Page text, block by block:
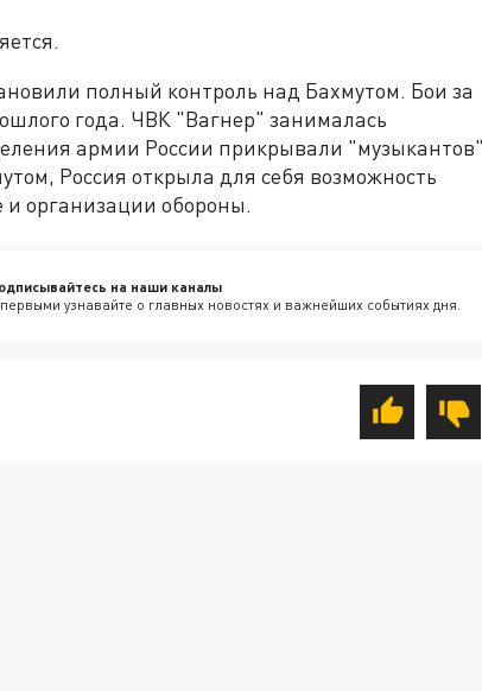
полный контроль над Бахмутом. Бои за
года. ЧВК "Вагнер" занималась
армии России прикрывали "музыкантов"
Россия открыла для себя возможность
и организации обороны.
на наши каналы
узнавайте о главных новостях и важнейших событиях дня.